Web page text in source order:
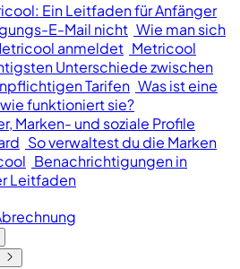
Ein Leitfaden für Anfänger
E-Mail nicht Wie man sich
anmeldet Metricool
Unterschiede zwischen
Tarifen Was ist eine
funktioniert sie?
Marken- und soziale Profile
So verwaltest du die Marken
Benachrichtigungen in
Leitfaden